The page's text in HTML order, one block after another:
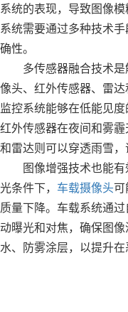
系统的表现，导致图像
系统需要通过多种技术
确性。
多传感器融合技术
像头、红外传感器、雷
监控系统能够在低能见
红外传感器在夜间和雾
和雷达则可以穿透雨雪，
图像增强技术也能
光条件下， 车载摄像头可
质量下降。车载系统通
动曝光和对焦，确保图
水、防雾涂层，以提升在